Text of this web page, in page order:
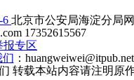
6 北京市公安局海淀分局
17352615567
报专区
们 ：huangweiwei@itpub.net
转载本站内容请注明原